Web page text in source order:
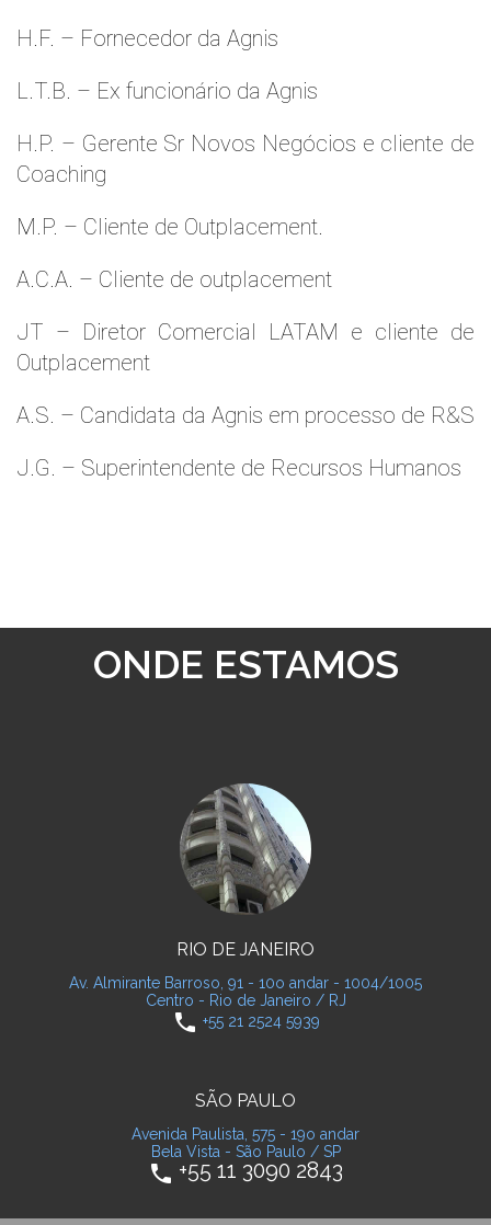
H.F. – Fornecedor da Agnis
L.T.B. – Ex funcionário da Agnis
H.P. – Gerente Sr Novos Negócios e cliente de
Coaching
M.P. – Cliente de Outplacement.
A.C.A. – Cliente de outplacement
JT – Diretor Comercial LATAM e cliente de
Outplacement
A.S. – Candidata da Agnis em processo de R&S
J.G. – Superintendente de Recursos Humanos
ONDE ESTAMOS
RIO DE JANEIRO
Av. Almirante Barroso, 91 - 10o andar - 1004/1005
Centro - Rio de Janeiro / RJ
phone +55 21 2524 5939
SÃO PAULO
Avenida Paulista, 575 - 19o andar
Bela Vista - São Paulo / SP
phone +55 11 3090 2843